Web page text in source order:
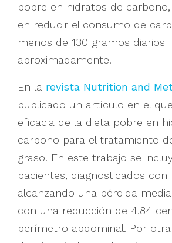
pobre en hidratos de
en reducir el consumo de
menos de 130 gramos diarios
aproximadamente.
En la revista Nutrition and
publicado un artículo en el
eficacia de la dieta pobre en
carbono para el tratamiento
graso. En este trabajo se
pacientes, diagnosticados con
alcanzando una pérdida
con una reducción de 4,84
perímetro abdominal. Por